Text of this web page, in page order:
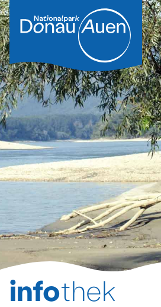
infothek